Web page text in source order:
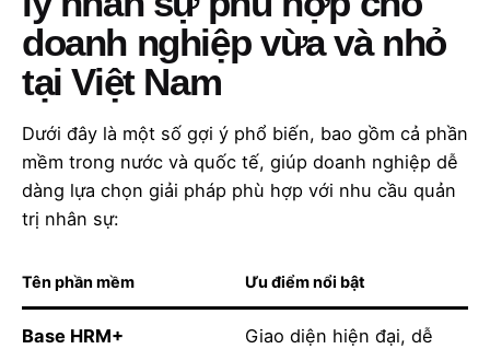
doanh nghiệp vừa và nhỏ
tại Việt Nam
Dưới đây là một số gợi ý phổ biến, bao gồm cả phần
mềm trong nước và quốc tế, giúp doanh nghiệp dễ
dàng lựa chọn giải pháp phù hợp với nhu cầu quản
trị nhân sự:
Tên phần mềm Ưu điểm nổi bật
Base HRM+
Giao diện hiện đại, dễ